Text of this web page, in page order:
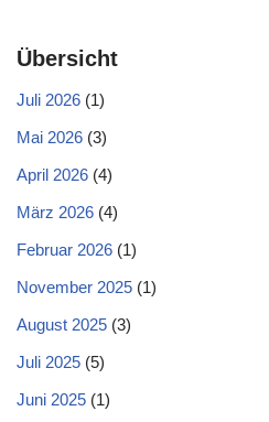
Übersicht
Juli 2026 (1)
Mai 2026 (3)
April 2026 (4)
März 2026 (4)
Februar 2026 (1)
November 2025 (1)
August 2025 (3)
Juli 2025 (5)
Juni 2025 (1)